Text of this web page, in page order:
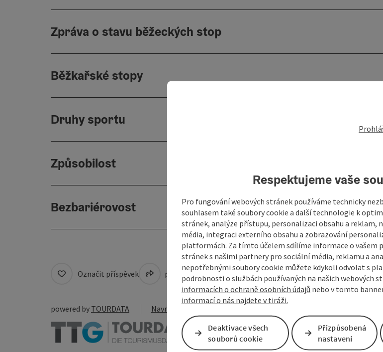
Zpráva o stavu běžeckých stop
Běžkařské stopy
Druhy sportu
Způsobilost
Bezbariérovost
Označit příspěvek přejít na poznámky Vytvořit PDF Vytisknout
powered by TOURDATA Navrhnout změnu
Respektujeme vaše
Pro fungování webových stránek používáme technicky
souhlasem také soubory cookie a další technologie k
stránek, analýze přístupu, personalizaci obsahu a reklam,
média, integraci externího obsahu a zobrazování
platformách. Za tímto účelem sdílíme informace o vašem
stránek s našimi partnery pro sociální média, reklamu a
nepotřebnými soubory cookie můžete kdykoli odvolat s
podrobnosti o službách používaných na našich webových
informacích o ochraně osobních údajů nebo v tomto
informací o nás najdete v tiráži.
Deaktivace všech
souborů cookie
Přizpůsobená
nastavení